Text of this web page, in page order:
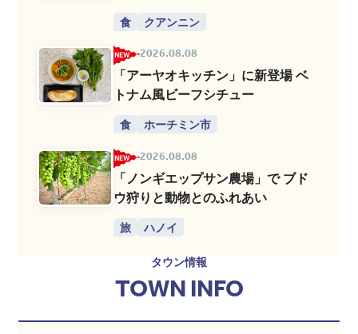
食 クアンニン
2026.08.08
「アーヤオキッチン」に新登場 ベ
トナム風ビーフシチュー
食 ホーチミン市
2026.08.08
「ノンギエップサン農場」で ブド
ウ狩りと動物とのふれあい
旅 ハノイ
タウン情報
TOWN INFO